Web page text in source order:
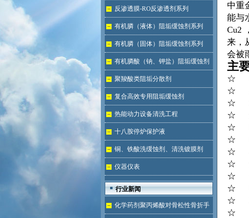
反渗透膜-RO反渗透剂系列
有机膦（液体）阻垢缓蚀剂系列
有机膦（固体）阻垢缓蚀剂系列
有机膦酸（钠、钾盐）阻垢缓蚀剂
液体聚羧酸类阻垢分散剂
复合高效专用阻垢缓蚀剂
热能动力设备清洗工程
十八胺停炉保护液
铜、铁酸洗缓蚀剂、清洗镀膜剂
仪器仪表
行业新闻
化学药剂聚丙烯酸对骨松性骨折手
中重
能与
Cu2
来，
会被
主
☆ 电
☆
☆ 垃
☆ 燃
☆ 印
☆
☆
☆
☆
☆
☆
☆ 照